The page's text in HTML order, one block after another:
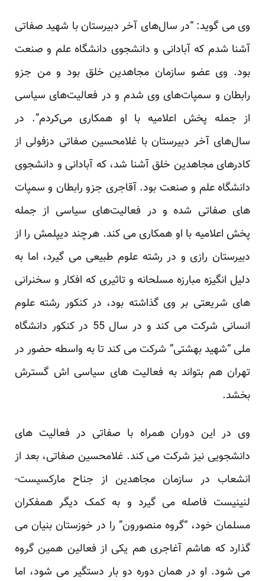
وی می گوید: “در سال‌های آخر دبیرستان با شهید صفاتی
آشنا شدم که آبادانی و دانشجوی دانشگاه علم و صنعت
بود. ‏وی عضو سازمان مجاهدین خلق بود و من جزو
رابطان و سمپات‌های وی شدم و در فعالیت‌های سیاسی
از جمله پخش ‏اعلامیه با او همکاری می‌کردم”‏‎.‎‏ در
سال‌های آخر دبیرستان با غلامحسین صفاتی دزفولی از
کادرهای مجاهدین خلق ‏آشنا شد، که آبادانی و دانشجوی
دانشگاه علم و صنعت بود. آقاجری جزو رابطان و سمپات‌
های صفاتی شده و در ‏فعالیت‌های سیاسی از جمله
پخش اعلامیه با او همکاری می کند. هرچند دیپلمش را از
دبیرستان رازی و در رشته علوم ‏طبیعی می گیرد، اما به
دلیل انگیزه مبارزه مسلحانه و تاثیری که افکار و سخنرانی
های شریعتی بر وی گذاشته بود، در ‏کنکور رشته علوم
انسانی شرکت می کند و در سال 55 در کنکور دانشگاه
ملی “شهید بهشتی” شرکت می کند تا به ‏واسطه حضور در
تهران هم بتواند به فعالیت های سیاسی اش گسترش
بخشد. ‏
وی در این دوران همراه با صفاتی در فعالیت های
دانشجویی نیز شرکت می کند. غلامحسین صفاتی، بعد از
انشعاب در ‏سازمان مجاهدین از جناح مارکسیست‎-
‎لنینیست فاصله می گیرد و به کمک دیگر همفکران
مسلمان خود، “گروه ‏منصورون” را در خوزستان بنیان می
گذارد که هاشم آغاجری هم یکی از فعالین همین گروه
می شود. او در همان دوره ‏دو بار دستگیر می شود، اما